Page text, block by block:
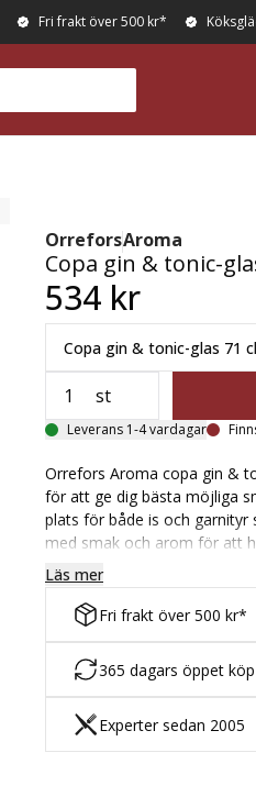
Fri frakt över 500 kr*
OrreforsAroma
Copa gin & tonic-
534 kr
Copa gin & tonic-glas 71
st
Leverans 1-4 vardagar
Orrefors Aroma copa gin &
för att ge dig bästa möjliga
plats för både is och
med smak och arom för att
Glasets form bidrar till att
både gin och tonic. Ett bra
drinkar som en frisk spritz
maskindisk på skonsamt
Läs mer
Fri frakt över 500 kr*
365 dagars öppet
Experter sedan 2005